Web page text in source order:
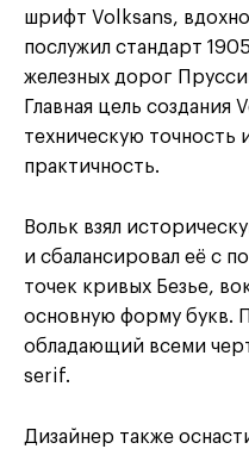
шрифт Volksans,
послужил стандарт
железных дорог
Главная цель создания
техническую точность
практичность.
Вольк взял
и сбалансировал её с
точек кривых Безье,
основную форму букв.
обладающий всеми
serif.
Дизайнер также